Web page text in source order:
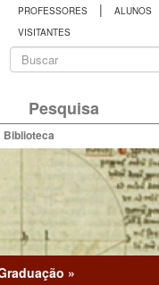
PROFESSORES | ALUNOS
VISITANTES
Formulário
busca
Pesquisa
Biblioteca
»